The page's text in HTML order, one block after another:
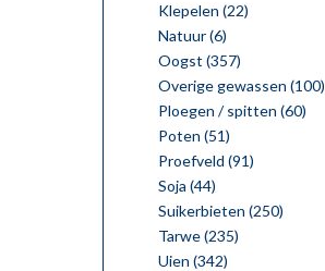
Klepelen (22)
Natuur(6)
Oogst (357)
Overige gewassen (100)
Ploegen / spitten (60)
Poten (51)
Proefveld (91)
Soja (44)
Suikerbieten (250)
Tarwe(235)
Uien (342)